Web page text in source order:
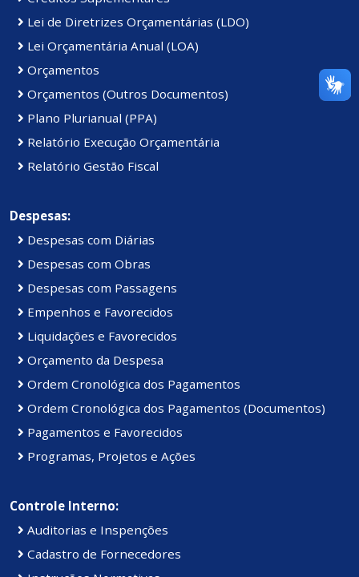
Lei de Diretrizes Orçamentárias (LDO)
Lei Orçamentária Anual (LOA)
Orçamentos
Orçamentos (Outros Documentos)
Plano Plurianual (PPA)
Relatório Execução Orçamentária
Relatório Gestão Fiscal
Despesas:
Despesas com Diárias
Despesas com Obras
Despesas com Passagens
Empenhos e Favorecidos
Liquidações e Favorecidos
Orçamento da Despesa
Ordem Cronológica dos Pagamentos
Ordem Cronológica dos Pagamentos (Documentos)
Pagamentos e Favorecidos
Programas, Projetos e Ações
Controle Interno:
Auditorias e Inspenções
Cadastro de Fornecedores